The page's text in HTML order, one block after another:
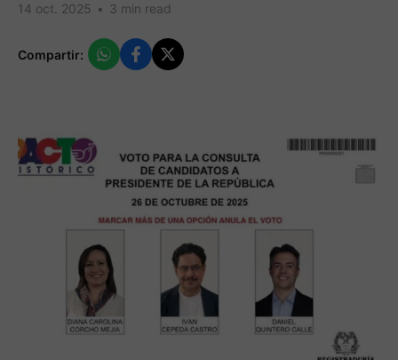
14 oct. 2025 • 3 min read
Compartir: